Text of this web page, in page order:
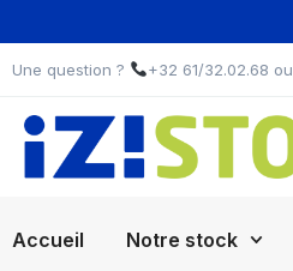
Une question ? +32 61/32.02.68 ou
Accueil Notre stock